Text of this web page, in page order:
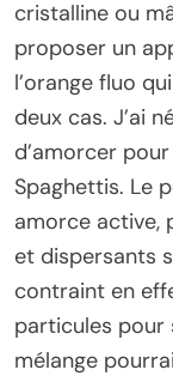
cristalline ou
proposer un
l’orange fluo
deux cas. J’ai
d’amorcer
Spaghettis. Le
amorce active,
et dispersants
contraint en
particules pour
mélange